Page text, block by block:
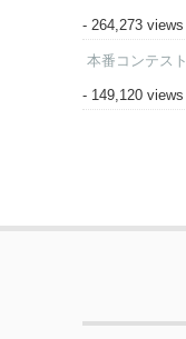
- 264,273 views
本番コンテスト
- 149,120 views